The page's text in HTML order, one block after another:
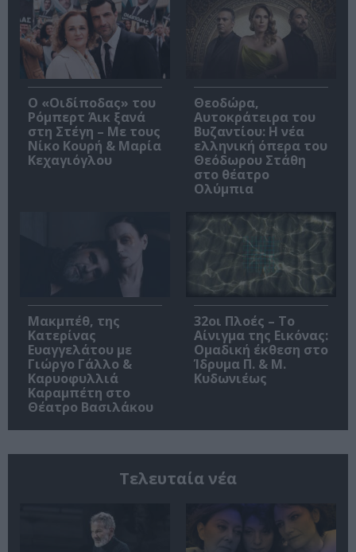
O «Οιδίποδας» του
Ρόμπερτ Άικ ξανά
στη Στέγη – Με τους
Νίκο Κουρή & Μαρία
Κεχαγιόγλου
Θεοδώρα,
Αυτοκράτειρα του
Βυζαντίου: Η νέα
ελληνική όπερα του
Θεόδωρου Στάθη
στο θέατρο
Ολύμπια
Μακμπέθ, της
Κατερίνας
Ευαγγελάτου με
Γιώργο Γάλλο &
Καρυοφυλλιά
Καραμπέτη στο
Θέατρο Βασιλάκου
32οι Πλοές – Το
Αίνιγμα της Εικόνας:
Ομαδική έκθεση στο
Ίδρυμα Π. & Μ.
Κυδωνιέως
Τελευταία νέα